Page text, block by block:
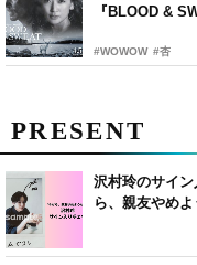
『BLOOD &
#WOWOW #杏
PRESENT
沢村玲のサイ
ら、親友やめよ